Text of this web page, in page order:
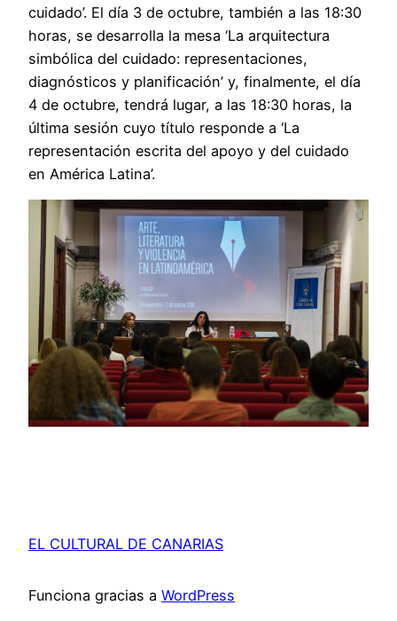
cuidado’. El día 3 de octubre, también a las 18:30
horas, se desarrolla la mesa ‘La arquitectura
simbólica del cuidado: representaciones,
diagnósticos y planificación’ y, finalmente, el día
4 de octubre, tendrá lugar, a las 18:30 horas, la
última sesión cuyo título responde a ‘La
representación escrita del apoyo y del cuidado
en América Latina’.
EL CULTURAL DE CANARIAS
Funciona gracias a WordPress